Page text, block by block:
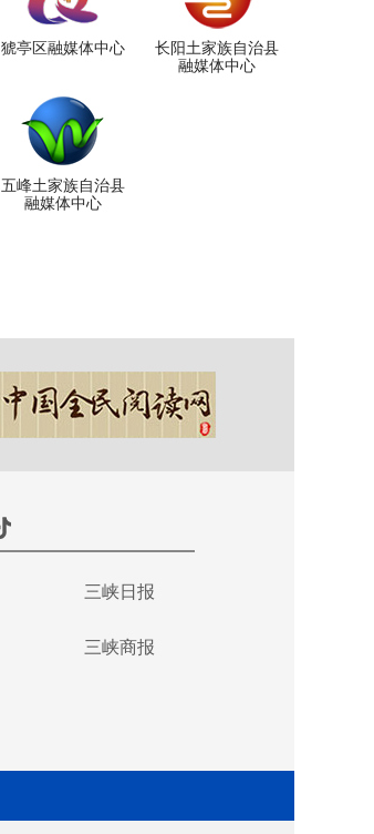
猇亭区融媒体中心
长阳土家族自治县
融媒体中心
五峰土家族自治县
融媒体中心
三峡日报
三峡商报